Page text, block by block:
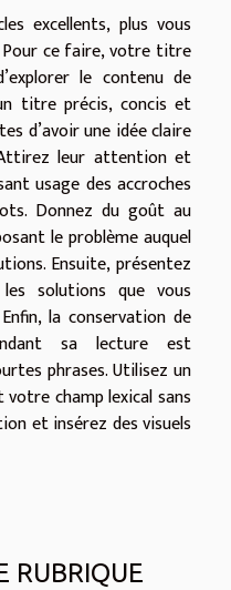
excellents, plus vous
ce faire, votre titre
le contenu de
titre précis, concis et
d’avoir une idée claire
leur attention et
usage des accroches
Donnez du goût au
le problème auquel
Ensuite, présentez
solutions que vous
la conservation de
sa lecture est
phrases. Utilisez un
champ lexical sans
et insérez des visuels
RUBRIQUE